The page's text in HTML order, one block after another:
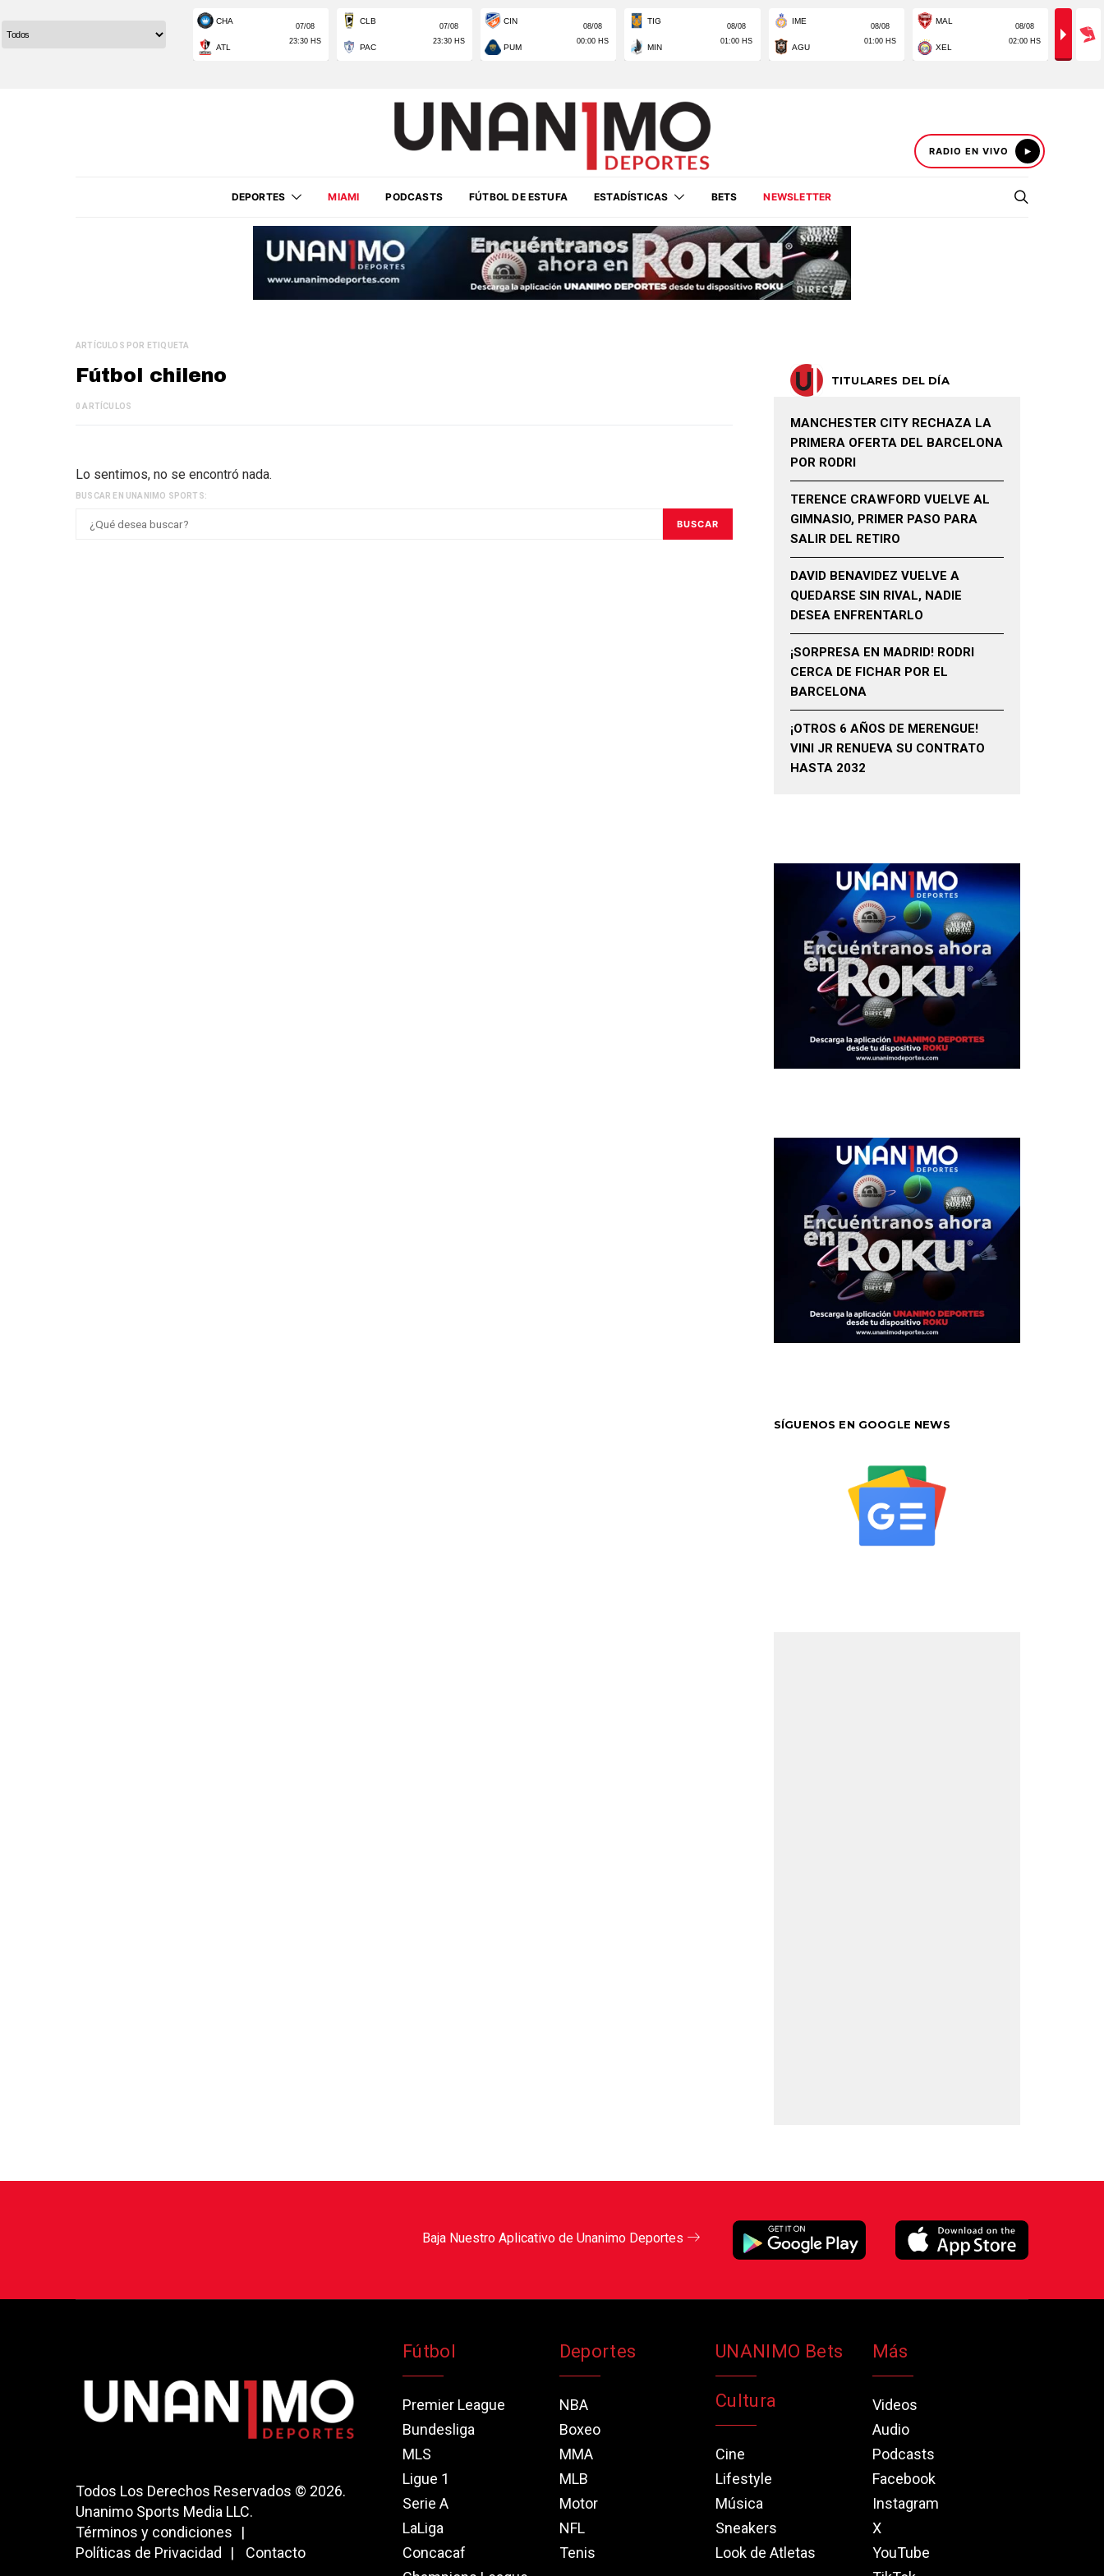
RADIO EN VIVO
DEPORTES MIAMI PODCASTS FÚTBOL DE ESTUFA ESTADÍSTICAS BETS NEWSLETTER
ARTÍCULOS POR ETIQUETA
Fútbol chileno
0 ARTÍCULOS
Lo sentimos, no se encontró nada.
BUSCAR EN UNANIMO SPORTS:
BUSCAR
TITULARES DEL DÍA
MANCHESTER CITY RECHAZA LA
PRIMERA OFERTA DEL BARCELONA
POR RODRI
TERENCE CRAWFORD VUELVE AL
GIMNASIO, PRIMER PASO PARA
SALIR DEL RETIRO
DAVID BENAVIDEZ VUELVE A
QUEDARSE SIN RIVAL, NADIE
DESEA ENFRENTARLO
¡SORPRESA EN MADRID! RODRI
CERCA DE FICHAR POR EL
BARCELONA
¡OTROS 6 AÑOS DE MERENGUE!
VINI JR RENUEVA SU CONTRATO
HASTA 2032
SÍGUENOS EN GOOGLE NEWS
Baja Nuestro Aplicativo de Unanimo Deportes
Todos Los Derechos Reservados © 2026.
Unanimo Sports Media LLC.
Términos y condiciones
Políticas de Privacidad
Contacto
Fútbol
Premier League
Bundesliga
MLS
Ligue 1
Serie A
LaLiga
Concacaf
Deportes
NBA
Boxeo
MMA
MLB
Motor
NFL
Tenis
UNANIMO Bets
Cultura
Cine
Lifestyle
Música
Sneakers
Look de Atletas
Más
Videos
Audio
Podcasts
Facebook
Instagram
X
YouTube